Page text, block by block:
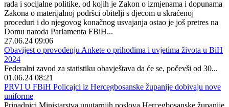
rada i socijalne politike, od kojih je Zakon o izmjenama i dopunama
Zakona o materijalnoj podršci obitelji s djecom u skraćenoj
proceduri i do njegovog konačnog usvajanja ostao je još pretres na
Domu naroda Parlamenta FBiH...
27.06.24 09:06
Obavijest o provođenju Ankete o prihodima i uvjetima života u BiH
2024
Federalni zavod za statistiku obavještava da će se, počevši od 30...
01.06.24 08:21
PRVI U FBiH Policajci iz Hercegbosanske županije dobivaju nove
uniforme
Pripadnici Ministarstva unutarnjih poslova Hercegbosanske županije